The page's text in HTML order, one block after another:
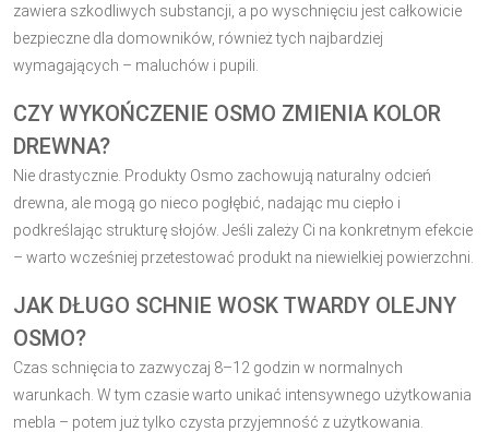
zawiera szkodliwych substancji, a po wyschnięciu jest całkowicie
bezpieczne dla domowników, również tych najbardziej
wymagających – maluchów i pupili.
CZY WYKOŃCZENIE OSMO ZMIENIA KOLOR
DREWNA?
Nie drastycznie. Produkty Osmo zachowują naturalny odcień
drewna, ale mogą go nieco pogłębić, nadając mu ciepło i
podkreślając strukturę słojów. Jeśli zależy Ci na konkretnym efekcie
– warto wcześniej przetestować produkt na niewielkiej powierzchni.
JAK DŁUGO SCHNIE WOSK TWARDY OLEJNY
OSMO?
Czas schnięcia to zazwyczaj 8–12 godzin w normalnych
warunkach. W tym czasie warto unikać intensywnego użytkowania
mebla – potem już tylko czysta przyjemność z użytkowania.